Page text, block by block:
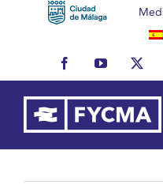
FacebookYouTubeX